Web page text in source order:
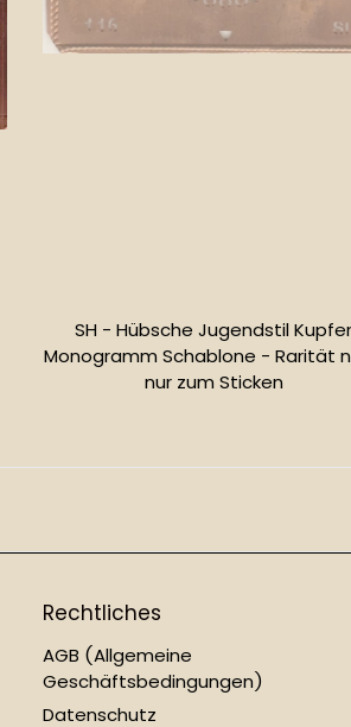
SH - Hübsche Jugendstil Kupfer
Monogramm Schablone - Rarität
nur zum Sticken
Rechtliches
AGB (Allgemeine
Geschäftsbedingungen)
Datenschutz